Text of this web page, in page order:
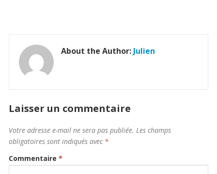
About the Author: Julien
Laisser un commentaire
Votre adresse e-mail ne sera pas publiée. Les champs
obligatoires sont indiqués avec *
Commentaire *